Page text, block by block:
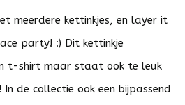
meerdere kettinkjes, en layer it
party! :) Dit kettinkje
t-shirt maar staat ook te leuk
In de collectie ook een bijpassend